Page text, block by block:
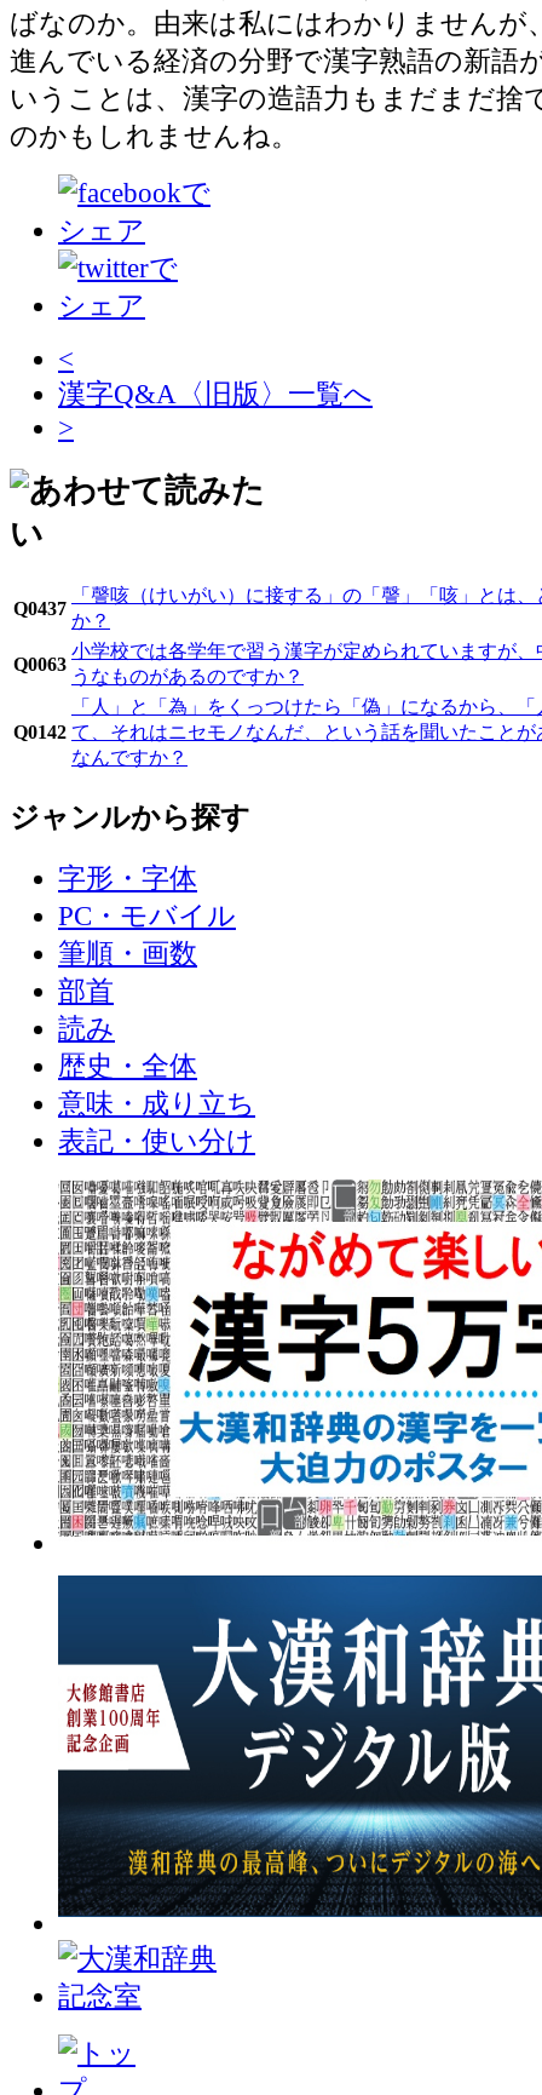
ばなのか。由来は私にはわかりませんが
進んでいる経済の分野で漢字熟語の新語
いうことは、漢字の造語力もまだまだ捨
のかもしれませんね。
<
漢字Q&A〈旧版〉一覧へ
>
Q0437
「謦咳（けいがい）に接する」の「謦」「咳」とは
か？
Q0063
小学校では各学年で習う漢字が定められていますが
うなものがあるのですか？
Q0142
「人」と「為」をくっつけたら「偽」になるから、
て、それはニセモノなんだ、という話を聞いたこと
なんですか？
ジャンルから探す
字形・字体
PC・モバイル
筆順・画数
部首
読み
歴史・全体
意味・成り立ち
表記・使い分け